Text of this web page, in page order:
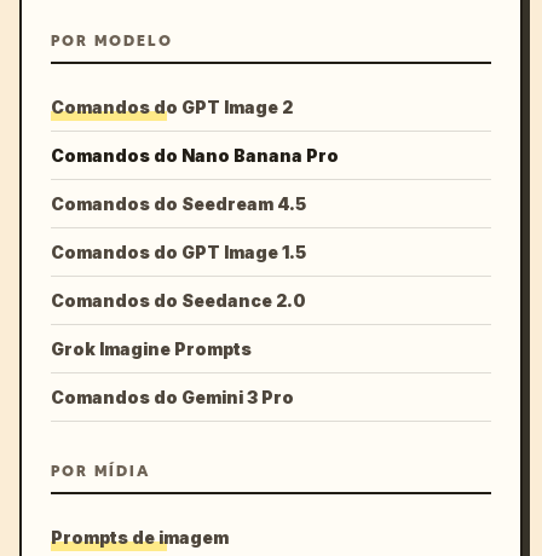
POR MODELO
Comandos do GPT Image 2
Comandos do Nano Banana Pro
Comandos do Seedream 4.5
Comandos do GPT Image 1.5
Comandos do Seedance 2.0
Grok Imagine Prompts
Comandos do Gemini 3 Pro
POR MÍDIA
Prompts de imagem